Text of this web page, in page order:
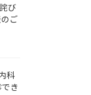
び
ご
科
き